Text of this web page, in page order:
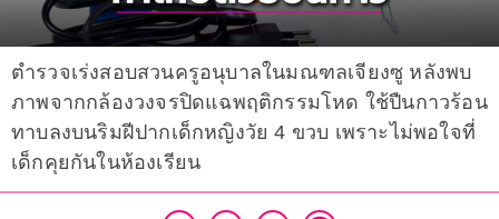
ตำรวจเร่งสอบสวนครูอนุบาลในมณฑลเจียงซู หลังพบ
ภาพจากกล้องวงจรปิดแฉพฤติกรรมโหด ใช้ปืนกาวร้อน
ทาบลงบนริมฝีปากเด็กหญิงวัย 4 ขวบ เพราะไม่พอใจที่
เด็กคุยกันในห้องเรียน